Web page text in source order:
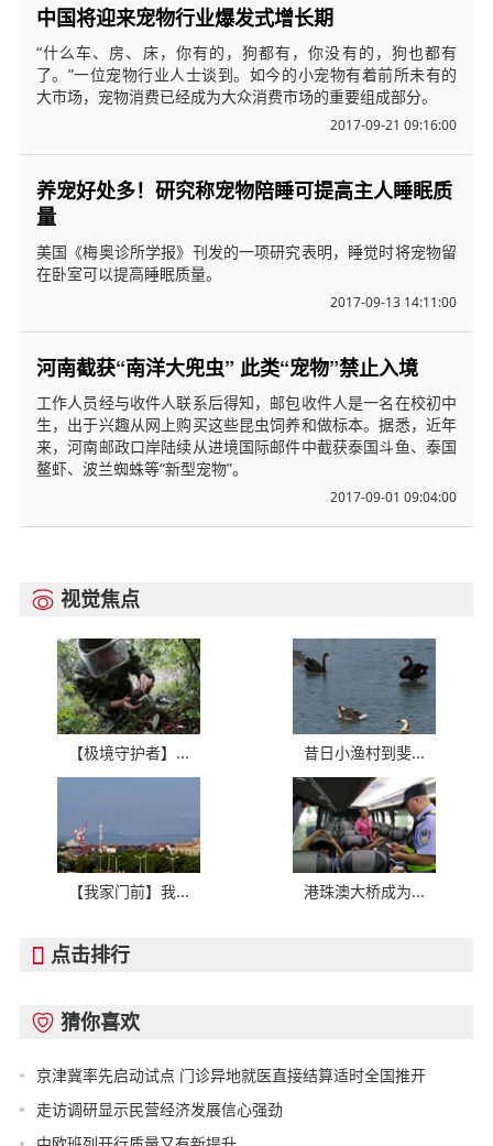
中国将迎来宠物行业爆发式增长期
“什么车、房、床，你有的，狗都有，你没有的，狗也都有
了。”一位宠物行业人士谈到。如今的小宠物有着前所未有的
大市场，宠物消费已经成为大众消费市场的重要组成部分。
2017-09-21 09:16:00
养宠好处多！研究称宠物陪睡可提高主人睡眠质
量
美国《梅奥诊所学报》刊发的一项研究表明，睡觉时将宠物留
在卧室可以提高睡眠质量。
2017-09-13 14:11:00
河南截获“南洋大兜虫” 此类“宠物”禁止入境
工作人员经与收件人联系后得知，邮包收件人是一名在校初中
生，出于兴趣从网上购买这些昆虫饲养和做标本。据悉，近年
来，河南邮政口岸陆续从进境国际邮件中截获泰国斗鱼、泰国
鳌虾、波兰蜘蛛等“新型宠物”。
2017-09-01 09:04:00
 视觉焦点
【极境守护者】... 昔日小渔村到斐...
【我家门前】我... 港珠澳大桥成为...
 点击排行
 猜你喜欢
京津冀率先启动试点 门诊异地就医直接结算适时全国推开
走访调研显示民营经济发展信心强劲